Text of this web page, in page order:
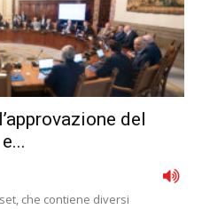
del
che contiene diversi